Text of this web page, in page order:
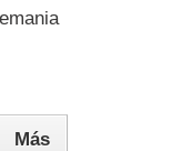
Más